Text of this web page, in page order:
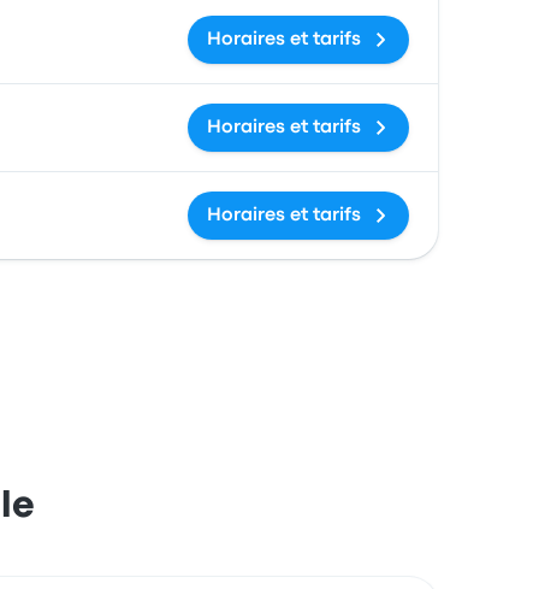
Horaires et tarifs
Horaires et tarifs
Horaires et tarifs